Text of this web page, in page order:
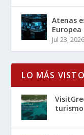
Atenas
Europea
Jul 23, 2026
LO MÁS VISTO
turismo